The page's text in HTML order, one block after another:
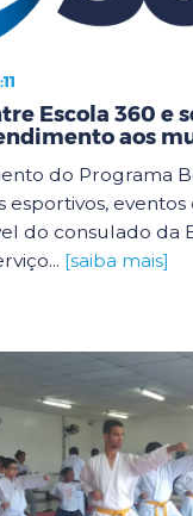
Escola 360 e
aos
do Programa
esportivos, eventos
do consulado da
[saiba mais]